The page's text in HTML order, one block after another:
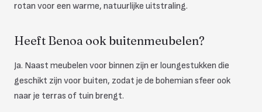
rotan voor een warme, natuurlijke uitstraling.
Heeft Benoa ook buitenmeubelen?
Ja. Naast meubelen voor binnen zijn er loungestukken die
geschikt zijn voor buiten, zodat je de bohemian sfeer ook
naar je terras of tuin brengt.